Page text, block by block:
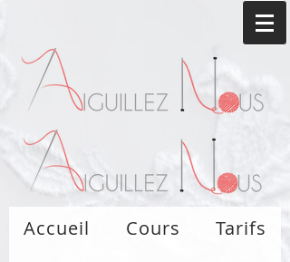
Accueil Cours Tarifs